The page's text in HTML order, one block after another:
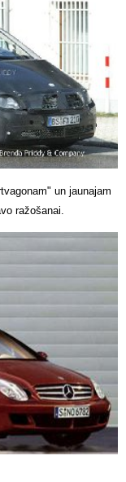
un jaunajam
ražošanai.